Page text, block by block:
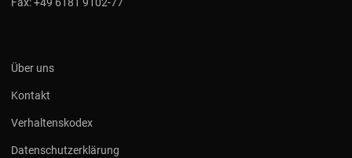
Fax:+49 6181 9102-77
Über uns
Kontakt
Verhaltenskodex
Datenschutzerklärung